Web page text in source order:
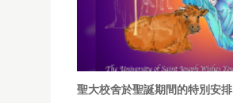
聖大校舍於聖誕期間的特別安排